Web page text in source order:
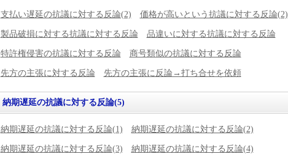
支払い遅延の抗議に対する反論(2) 価格が高いという抗議に対する反論(2)
製品破損に対する抗議に対する反論 品違いに対する抗議に対する反論
特許権侵害の抗議に対する反論 商号類似の抗議に対する反論
先方の主張に対する反論 先方の主張に反論→打ち合せを依頼
納期遅延の抗議に対する反論(5)
納期遅延の抗議に対する反論(1) 納期遅延の抗議に対する反論(2)
納期遅延の抗議に対する反論(3) 納期遅延の抗議に対する反論(4)